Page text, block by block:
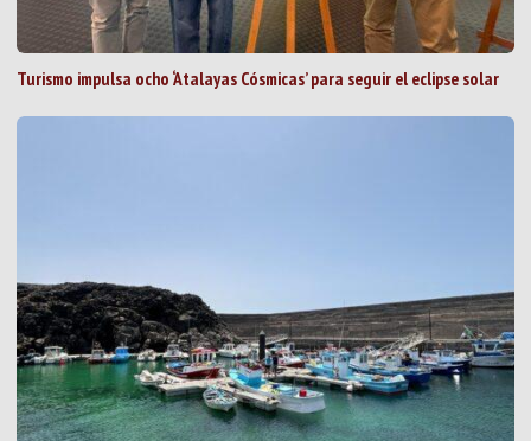
Turismo impulsa ocho ‘Atalayas Cósmicas’ para seguir el eclipse solar